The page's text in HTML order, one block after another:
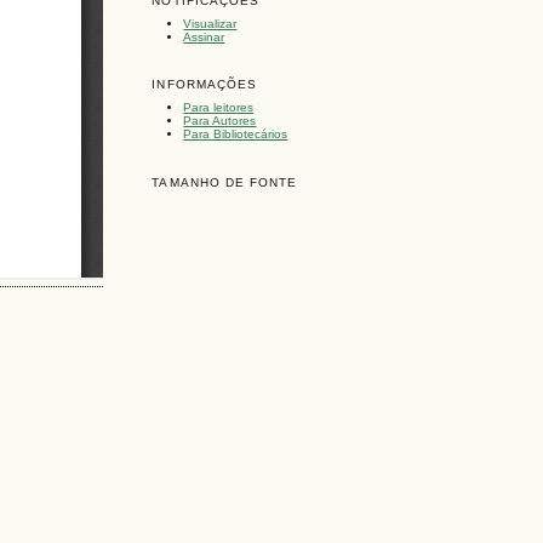
Visualizar
Assinar
INFORMAÇÕES
Para leitores
Para Autores
Para Bibliotecários
TAMANHO DE FONTE